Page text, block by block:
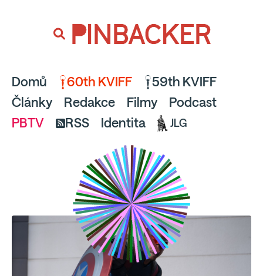
a pusťte se do čtení.
PINBACKER
Domů 60th KVIFF
59th KVIFF
Články
Redakce Filmy
Podcast
PBTV
RSS Identita JLG